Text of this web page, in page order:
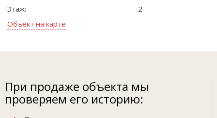
Этаж:
2
Объект на карте
При продаже объекта мы
проверяем его историю: